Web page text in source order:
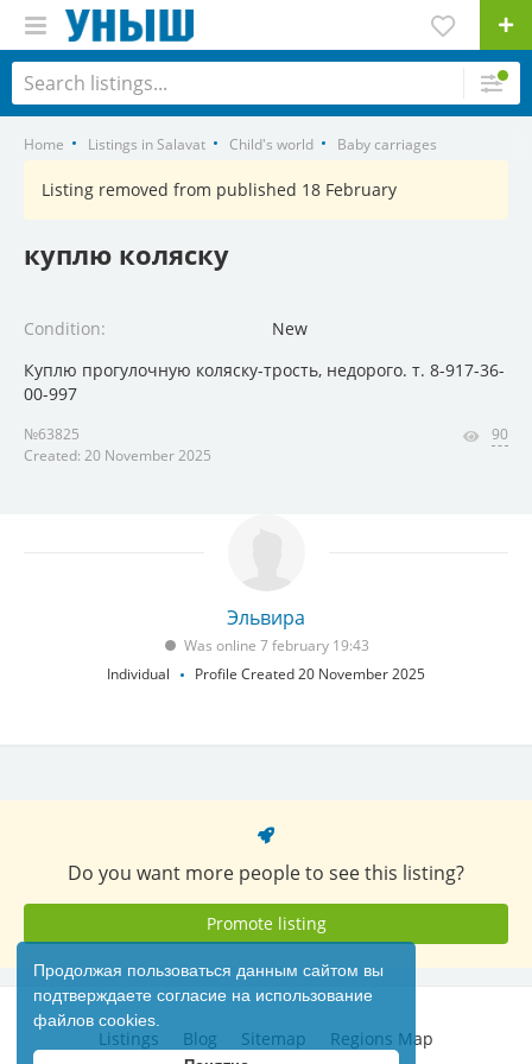
Продолжая пользоваться данным сайтом вы
подтверждаете согласие на использование
файлов cookies.
Home Listings in Salavat Child's world Baby carriages
Listing removed from published 18 February
куплю коляску
Condition:
New
Куплю прогулочную коляску-трость, недорого. т. 8-917-36-
00-997
№63825
Created: 20 November 2025
90
Эльвира
Was online 7 february 19:43
Individual
Profile Created 20 November 2025
Do you want more people to see this listing?
Promote listing
Listings Blog Sitemap Regions Map